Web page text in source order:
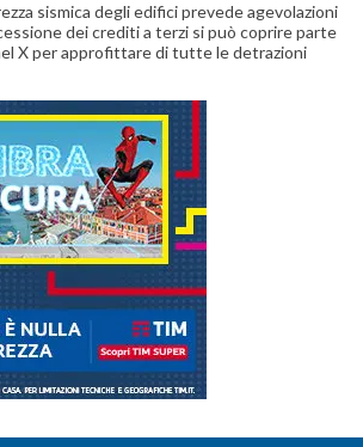
sismica degli edifici prevede agevolazioni
dei crediti a terzi si può coprire parte
X per approfittare di tutte le detrazioni